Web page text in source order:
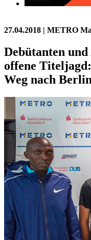
27.04.2018 | METRO
Debütanten
offene
Weg nach Berlin